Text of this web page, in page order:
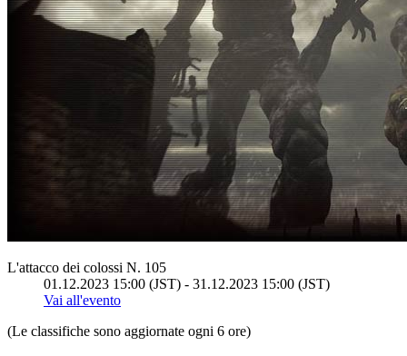
L'attacco dei colossi N. 105
01.12.2023 15:00 (JST) - 31.12.2023 15:00 (JST)
Vai all'evento
(Le classifiche sono aggiornate ogni 6 ore)